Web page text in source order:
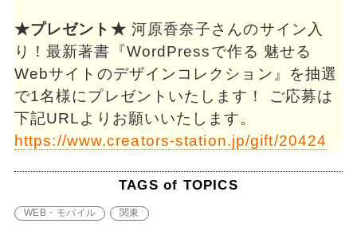
★プレゼント★ 河原香奈子さんのサイン入
り！最新著書『WordPressで作る 魅せる
Webサイトのデザインコレクション』を抽選
で1名様にプレゼントいたします！ ご応募は
下記URLよりお願いいたします。
https://www.creators-station.jp/gift/20424
TAGS of TOPICS
WEB・モバイル 関東